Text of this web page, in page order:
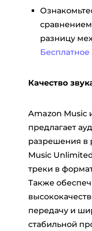
разницу
Качество
Amazon Music
предлагает
разрешения в
Music
треки в
Также
передачу и
стабильной